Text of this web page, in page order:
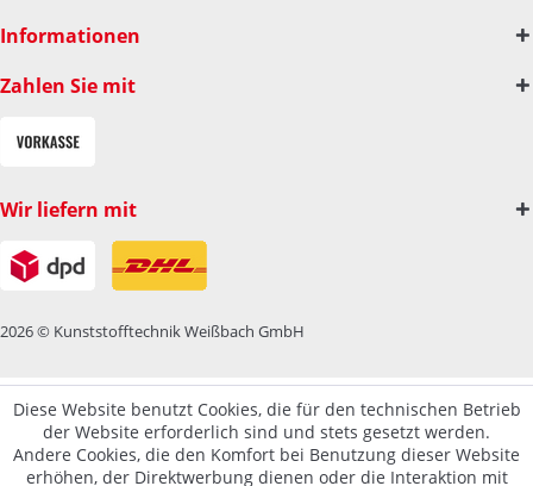
Informationen
Zahlen Sie mit
Wir liefern mit
2026 © Kunststofftechnik Weißbach GmbH
Diese Website benutzt Cookies, die für den technischen Betrieb
der Website erforderlich sind und stets gesetzt werden.
Andere Cookies, die den Komfort bei Benutzung dieser Website
erhöhen, der Direktwerbung dienen oder die Interaktion mit